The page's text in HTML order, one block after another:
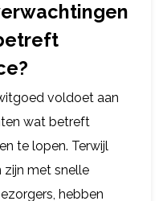
voldoet aan
wat betreft
te lopen. Terwijl
met snelle
hebben